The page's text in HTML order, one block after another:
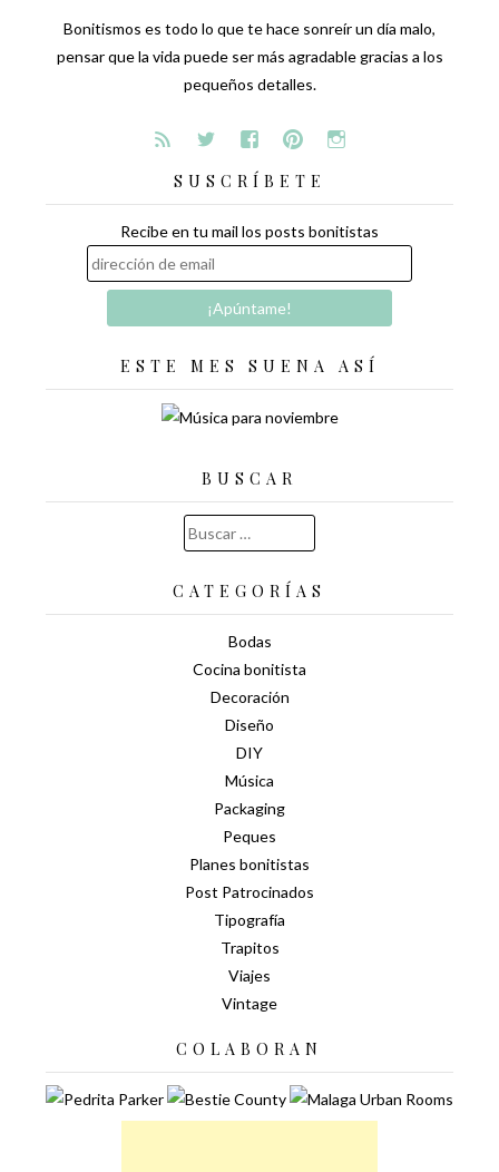
Bonitismos es todo lo que te hace sonreír un día malo,
pensar que la vida puede ser más agradable gracias a los
pequeños detalles.
SUSCRÍBETE
Recibe en tu mail los posts bonitistas
ESTE MES SUENA ASÍ
BUSCAR
Buscar:
CATEGORÍAS
Bodas
Cocina bonitista
Decoración
Diseño
DIY
Música
Packaging
Peques
Planes bonitistas
Post Patrocinados
Tipografía
Trapitos
Viajes
Vintage
COLABORAN